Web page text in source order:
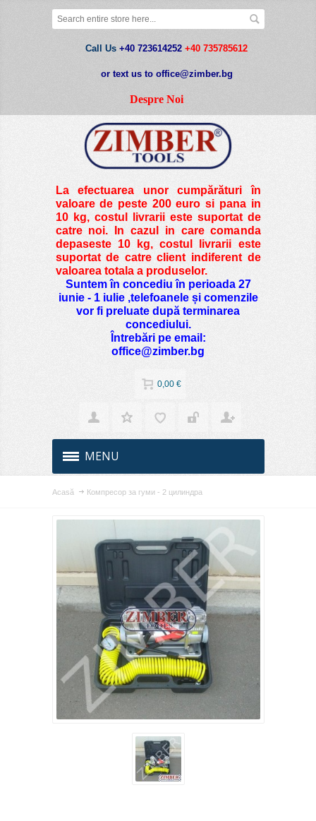
Call Us +40 723614252 +40 735785612
or text us to office@zimber.bg
Despre Noi
La efectuarea unor cumpărături în
valoare de peste200 euro si pana in
10 kg, costul livrarii este suportat de
catre noi. In cazul in care comanda
depaseste 10 kg, costul livrarii este
suportat de catre client indiferent de
valoarea totala a produselor.
Suntem în concediu în perioada 27
iunie - 1 iulie ,telefoanele și comenzile
vor fi preluate după terminarea
concediului.
Întrebări pe email:
office@zimber.bg
0,00 €
MENU
Acasă Компресор за гуми - 2 цилиндра